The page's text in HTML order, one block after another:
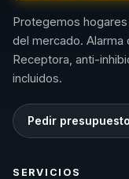
Protegemos
del mercado. Alarma
Receptora, anti-
incluidos.
Pedir
SERVICIOS